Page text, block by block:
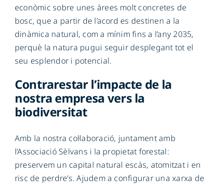
econòmic sobre unes àrees molt concretes de
bosc, que a partir de l’acord es destinen a la
dinàmica natural, com a mínim fins a l’any 2035,
perquè la natura pugui seguir desplegant tot el
seu esplendor i potencial.
Contrarestar l’impacte de la
nostra empresa vers la
biodiversitat
Amb la nostra col·laboració, juntament amb
l’Associació Sèlvans i la propietat forestal:
preservem un capital natural escàs, atomitzat i en
risc de perdre’s. Ajudem a configurar una xarxa de